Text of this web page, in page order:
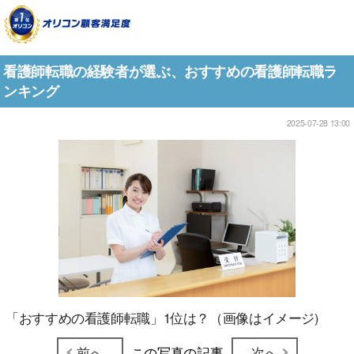
看護師転職の経験者が選ぶ、おすすめの看護師転職ラ
ンキング
2025-07-28 13:00
「おすすめの看護師転職」1位は？（画像はイメージ)